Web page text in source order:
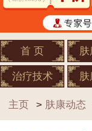
首 页
治疗技术
主页 > 肤康动态